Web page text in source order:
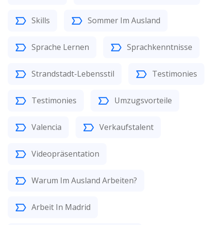
Skills Sommer Im Ausland
Sprache Lernen Sprachkenntnisse
Strandstadt-Lebensstil Testimonies
Testimonies Umzugsvorteile
Valencia Verkaufstalent
Videopräsentation
Warum Im Ausland Arbeiten?
Arbeit In Madrid